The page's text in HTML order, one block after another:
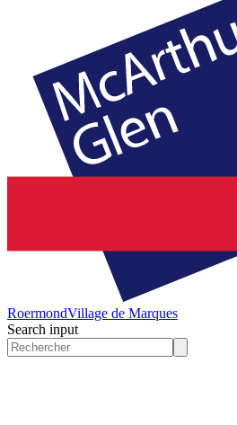
RoermondVillage de Marques
Search input